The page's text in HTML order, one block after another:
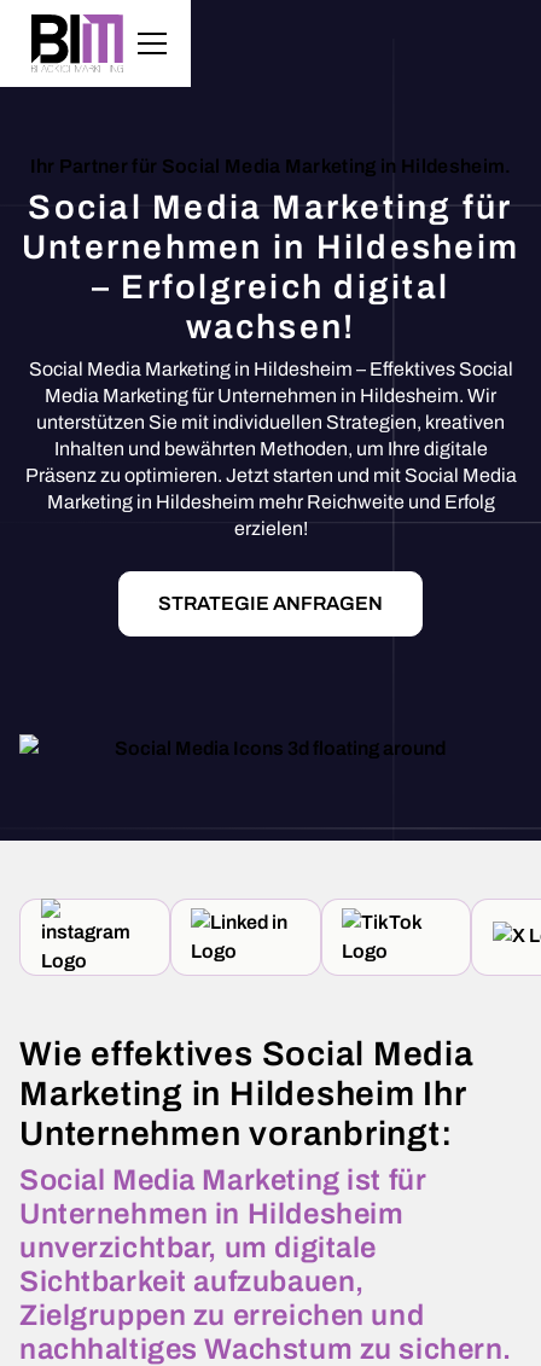
Ihr Partner für Social Media Marketing in Hildesheim.
Social Media Marketing für
Unternehmen in Hildesheim
– Erfolgreich digital
wachsen!
Social Media Marketing in Hildesheim – Effektives Social
Media Marketing für Unternehmen in Hildesheim. Wir
unterstützen Sie mit individuellen Strategien, kreativen
Inhalten und bewährten Methoden, um Ihre digitale
Präsenz zu optimieren. Jetzt starten und mit Social Media
Marketing in Hildesheim mehr Reichweite und Erfolg
erzielen!
STRATEGIE ANFRAGEN
Wie effektives Social Media
Marketing in Hildesheim Ihr
Unternehmen voranbringt:
Social Media Marketing ist für
Unternehmen in Hildesheim
unverzichtbar, um digitale
Sichtbarkeit aufzubauen,
Zielgruppen zu erreichen und
nachhaltiges Wachstum zu sichern.